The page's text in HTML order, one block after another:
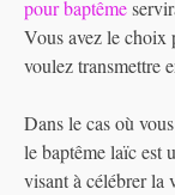
pour baptême
Vous avez le choix
voulez transmettre
Dans le cas où
le baptême laïc est
visant à célébrer la